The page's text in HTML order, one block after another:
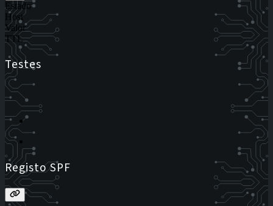
Estado
Host
Valor
TTL
Testes
Registo SPF